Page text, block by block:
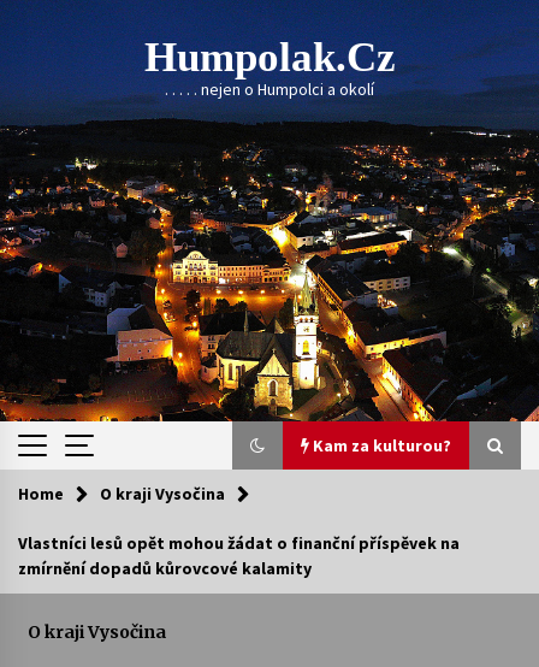
Skip
to
content
Humpolak.cz
. . . . . nejen o Humpolci a okolí
Kam za kulturou?
Kam za kulturou?
Letní koncerty ve Stromovce: Ars Camerata a
Home O kraji Vysočina
Vlastníci lesů opět mohou žádat o finanční příspěvek na
zmírnění dopadů kůrovcové kalamity
O kraji Vysočina